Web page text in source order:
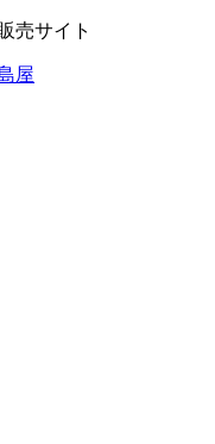
売サイト